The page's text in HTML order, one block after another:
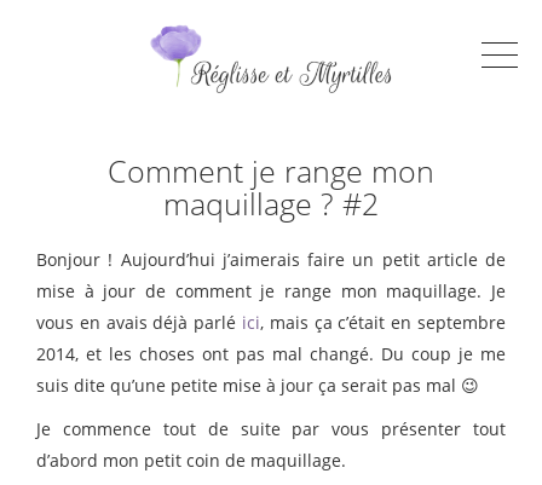
Comment je range mon
maquillage ? #2
Bonjour ! Aujourd’hui j’aimerais faire un petit article de
mise à jour de comment je range mon maquillage. Je
vous en avais déjà parlé ici, mais ça c’était en septembre
2014, et les choses ont pas mal changé. Du coup je me
suis dite qu’une petite mise à jour ça serait pas mal 😉
Je commence tout de suite par vous présenter tout
d’abord mon petit coin de maquillage.